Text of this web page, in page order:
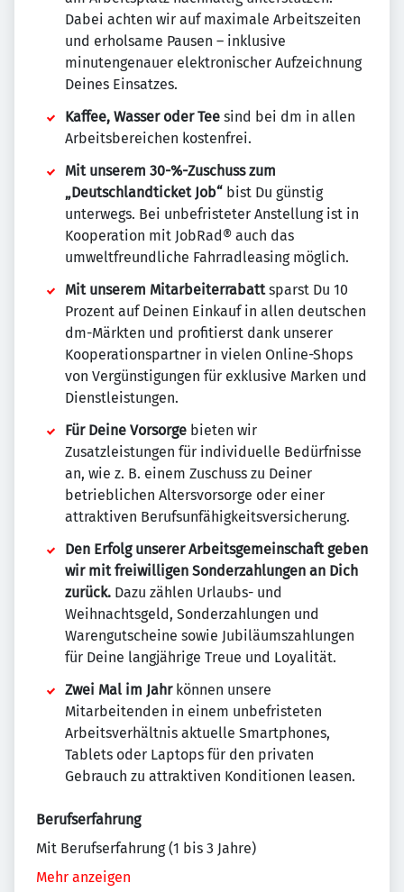
Dabei achten wir auf maximale Arbeitszeiten
und erholsame Pausen – inklusive
minutengenauer elektronischer Aufzeichnung
Deines Einsatzes.
Kaffee, Wasser oder Tee sind bei dm in allen
Arbeitsbereichen kostenfrei.
Mit unserem 30-%-Zuschuss zum
„Deutschlandticket Job“ bist Du günstig
unterwegs. Bei unbefristeter Anstellung ist in
Kooperation mit JobRad® auch das
umweltfreundliche Fahrradleasing möglich.
Mit unserem Mitarbeiterrabattsparst Du 10
Prozent auf Deinen Einkauf in allen deutschen
dm-Märkten und profitierst dank unserer
Kooperationspartner in vielen Online-Shops
von Vergünstigungen für exklusive Marken und
Dienstleistungen.
Für Deine Vorsorge bieten wir
Zusatzleistungen für individuelle Bedürfnisse
an, wie z. B. einem Zuschuss zu Deiner
betrieblichen Altersvorsorge oder einer
attraktiven Berufsunfähigkeitsversicherung.
Den Erfolg unserer Arbeitsgemeinschaft geben
wir mit freiwilligen Sonderzahlungen an Dich
zurück. Dazu zählen Urlaubs- und
Weihnachtsgeld, Sonderzahlungen und
Warengutscheine sowie Jubiläumszahlungen
für Deine langjährige Treue und Loyalität.
Zwei Mal im Jahr können unsere
Mitarbeitenden in einem unbefristeten
Arbeitsverhältnis aktuelle Smartphones,
Tablets oder Laptops für den privaten
Gebrauch zu attraktiven Konditionen leasen.
Berufserfahrung
Mit Berufserfahrung (1 bis 3 Jahre)
Mehr anzeigen